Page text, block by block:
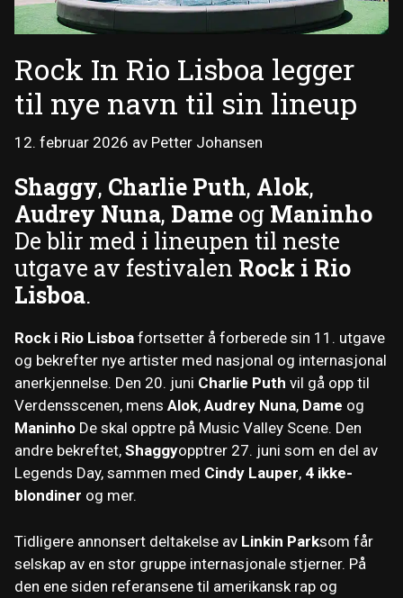
Rock In Rio Lisboa legger
til nye navn til sin lineup
12. februar 2026 av Petter Johansen
Shaggy, Charlie Puth, Alok,
Audrey Nuna, Dame og Maninho
De blir med i lineupen til neste
utgave av festivalen Rock i Rio
Lisboa.
Rock i Rio Lisboa fortsetter å forberede sin 11. utgave
og bekrefter nye artister med nasjonal og internasjonal
anerkjennelse. Den 20. juni Charlie Puth vil gå opp til
Verdensscenen, mens Alok, Audrey Nuna, Dame og
Maninho De skal opptre på Music Valley Scene. Den
andre bekreftet, Shaggyopptrer 27. juni som en del av
Legends Day, sammen med Cindy Lauper, 4 ikke-
blondiner og mer.
Tidligere annonsert deltakelse av Linkin Parksom får
selskap av en stor gruppe internasjonale stjerner. På
den ene siden referansene til amerikansk rap og